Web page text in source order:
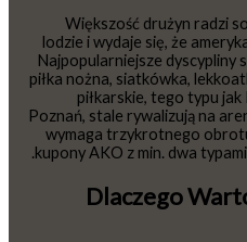
Większość drużyn radzi
lodzie i wydaje się, że
Najpopularniejsze
piłka nożna, siatkówka,
piłkarskie, tego typu
Poznań, stale rywalizują na
wymaga trzykrotnego
kupony AKO z min. dwa typami
Dlaczego